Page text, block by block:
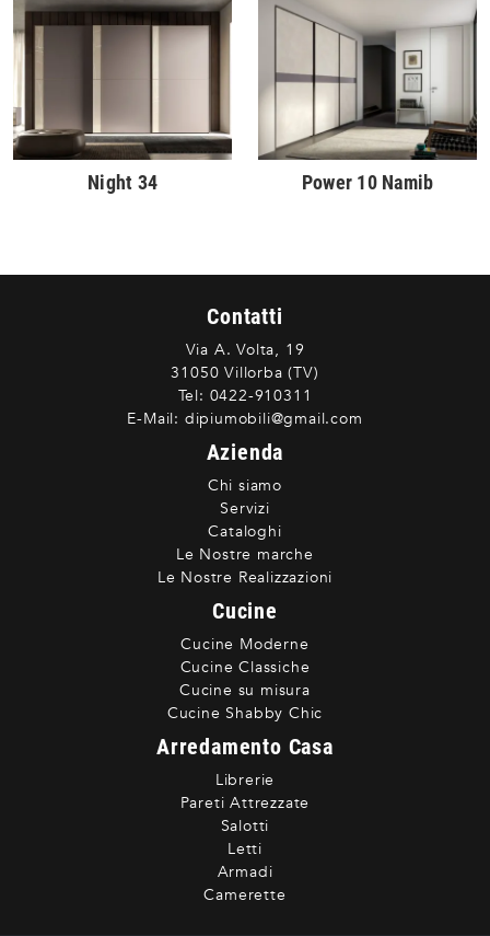
Night 34 Power 10 Namib
Contatti
Via A. Volta, 19
31050 Villorba (TV)
Tel: 0422-910311
E-Mail: dipiumobili@gmail.com
Azienda
Chi siamo
Servizi
Cataloghi
Le Nostre marche
Le Nostre Realizzazioni
Cucine
Cucine Moderne
Cucine Classiche
Cucine su misura
Cucine Shabby Chic
Arredamento Casa
Librerie
Pareti Attrezzate
Salotti
Letti
Armadi
Camerette